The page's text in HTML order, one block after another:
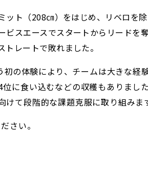
ット（208㎝）をはじめ、リベロ
スエースでスタートからリード
レートで敗れました。
初の体験により 、チームは大きな経
に食い込むなどの収穫もありま
て段階的な課題克服に取り組みま
さい。